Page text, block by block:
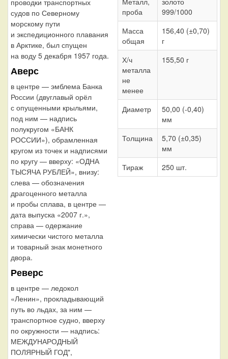
судов по Северному
морскому пути
и экспедиционного плавания
в Арктике, был спущен
на воду 5 декабря 1957 года.
Аверс
в центре — эмблема Банка
России (двуглавый орёл
с опущенными крыльями,
под ним — надпись
полукругом «БАНК
РОССИИ»), обрамленная
кругом из точек и надписями
по кругу — вверху: «ОДНА
ТЫСЯЧА РУБЛЕЙ», внизу:
слева — обозначения
драгоценного металла
и пробы сплава, в центре —
дата выпуска «2007 г.»,
справа — одержание
химически чистого металла
и товарный знак монетного
двора.
Реверс
в центре — ледокол
«Ленин», прокладывающий
путь во льдах, за ним —
транспортное судно, вверху
по окружности — надпись:
МЕЖДУНАРОДНЫЙ
ПОЛЯРНЫЙ ГОД",
проба
999/1000
Масса
общая
156,40 (±0,70)
г
Х/ч
металла
не
менее
155,50 г
Диаметр
50,00 (-0,40)
мм
Толщина
5,70 (±0,35)
мм
Тираж
250 шт.